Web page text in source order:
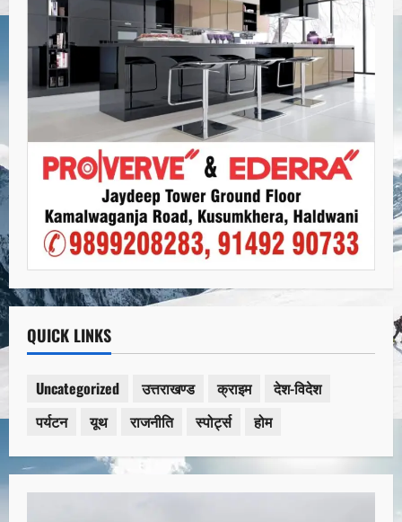
QUICK LINKS
Uncategorized उत्तराखण्ड क्राइम
देश-विदेश
पर्यटन
यूथ राजनीति स्पोर्ट्स होम